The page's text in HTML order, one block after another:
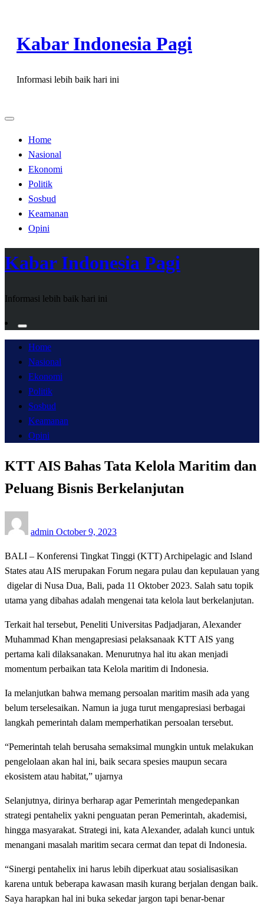
content
Kabar Indonesia Pagi
Informasi lebih baik hari ini
Home
Nasional
Ekonomi
Politik
Sosbud
Keamanan
Opini
Kabar Indonesia Pagi
Informasi lebih baik hari ini
Home
Nasional
Ekonomi
Politik
Sosbud
Keamanan
Opini
KTT AIS Bahas Tata Kelola Maritim dan
Peluang Bisnis Berkelanjutan
admin on
October 9, 2023
BALI – Konferensi Tingkat Tinggi (KTT) Archipelagic and Island
States atau AIS merupakan Forum negara pulau dan kepulauan yang
digelar di Nusa Dua, Bali, pada 11 Oktober 2023. Salah satu topik
utama yang dibahas adalah mengenai tata kelola laut berkelanjutan.
Terkait hal tersebut, Peneliti Universitas Padjadjaran, Alexander
Muhammad Khan mengapresiasi pelaksanaak KTT AIS yang
pertama kali dilaksanakan. Menurutnya hal itu akan menjadi
momentum perbaikan tata Kelola maritim di Indonesia.
Ia melanjutkan bahwa memang persoalan maritim masih ada yang
belum terselesaikan. Namun ia juga turut mengapresiasi berbagai
langkah pemerintah dalam memperhatikan persoalan tersebut.
“Pemerintah telah berusaha semaksimal mungkin untuk melakukan
pengelolaan akan hal ini, baik secara spesies maupun secara
ekosistem atau habitat,” ujarnya
Selanjutnya, dirinya berharap agar Pemerintah mengedepankan
strategi pentahelix yakni penguatan peran Pemerintah, akademisi,
hingga masyarakat. Strategi ini, kata Alexander, adalah kunci untuk
menangani masalah maritim secara cermat dan tepat di Indonesia.
“Sinergi pentahelix ini harus lebih diperkuat atau sosialisasikan
karena untuk beberapa kawasan masih kurang berjalan dengan baik.
Saya harapkan hal ini buka sekedar jargon tapi benar-benar